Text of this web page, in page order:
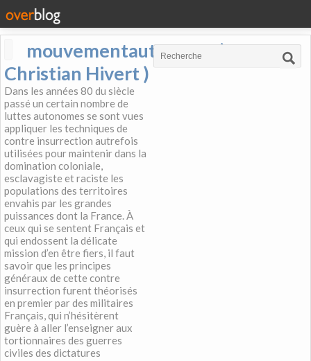
mouvementautonome (
Christian Hivert )
Dans les années 80 du siècle
passé un certain nombre de
luttes autonomes se sont vues
appliquer les techniques de
contre insurrection autrefois
utilisées pour maintenir dans la
domination coloniale,
esclavagiste et raciste les
populations des territoires
envahis par les grandes
puissances dont la France. À
ceux qui se sentent Français et
qui endossent la délicate
mission d’en être fiers, il faut
savoir que les principes
généraux de cette contre
insurrection furent théorisés
en premier par des militaires
Français, qui n’hésitèrent
guère à aller l’enseigner aux
tortionnaires des guerres
civiles des dictatures